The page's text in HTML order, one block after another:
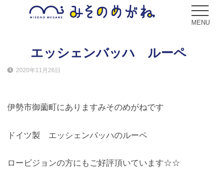
MENU
サービス
Service
エッシェンバッハ ルーペ
2020年11月26日
伊勢市御薗町にありますみそのめがねです
ドイツ製 エッシェンバッハのルーペ
ロービジョンの方にもご好評頂いています☆☆